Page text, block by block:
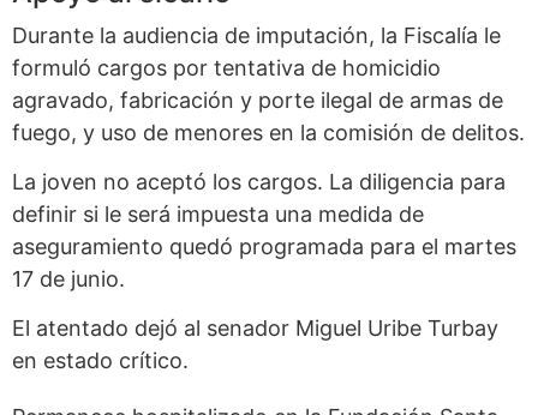
Durante la audiencia de imputación, la Fiscalía le
formuló cargos por tentativa de homicidio
agravado, fabricación y porte ilegal de armas de
fuego, y uso de menores en la comisión de delitos.
La joven no aceptó los cargos. La diligencia para
definir si le será impuesta una medida de
aseguramiento quedó programada para el martes
17 de junio.
El atentado dejó al senador Miguel Uribe Turbay
en estado crítico.